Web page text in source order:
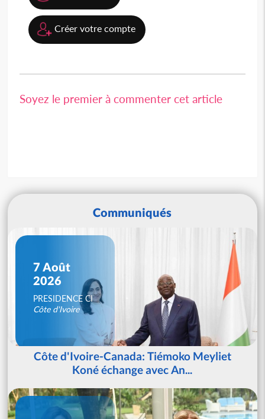
Créer votre compte
Soyez le premier à commenter cet article
Communiqués
7 Août
2026
PRESIDENCE CI
Côte d'Ivoire
Côte d'Ivoire-Canada: Tiémoko Meyliet
Koné échange avec An...